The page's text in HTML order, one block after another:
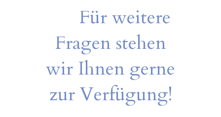
Für weitere
Fragen stehen
wir Ihnen gerne
zur Verfügung!